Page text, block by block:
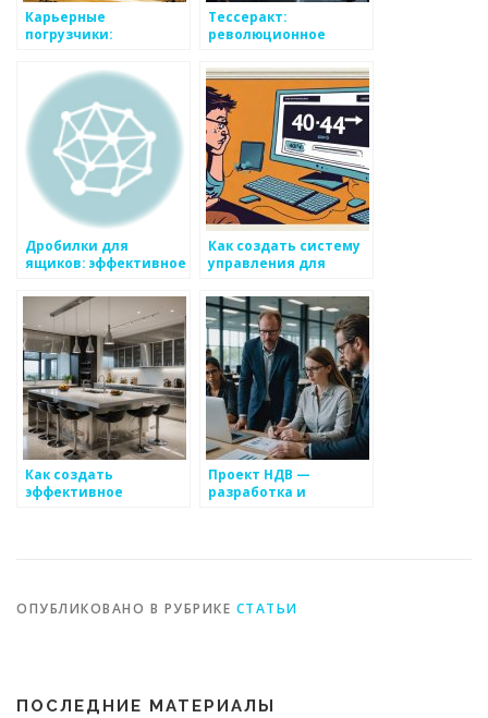
Карьерные
погрузчики:
горнодобывающей
отрасли в Алматы,
Астане и Караганде
Тессеракт:
революционное
создания и
внедрения
безопасного
искусственного
интеллекта в бизнесе
Дробилки для
ящиков: эффективное
утилизации отходов
Как создать систему
управления для
контактов на
металлоизделии
Как создать
эффективное
Проект НДВ —
разработка и
ОПУБЛИКОВАНО В РУБРИКЕ СТАТЬИ
ПОСЛЕДНИЕ МАТЕРИАЛЫ